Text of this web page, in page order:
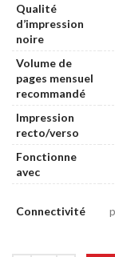
Qualité
d’impression
noire
Volume de
pages mensuel
recommandé
Impression
recto/verso
Fonctionne
avec
Connectivité